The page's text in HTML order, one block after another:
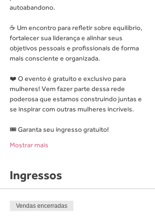
autoabandono.
☕ Um encontro para refletir sobre equilíbrio,
fortalecer sua liderança e alinhar seus
objetivos pessoais e profissionais de forma
mais consciente e organizada.
❤️ O evento é gratuito e exclusivo para
mulheres! Vem fazer parte dessa rede
poderosa que estamos construindo juntas e
se inspirar com outras mulheres incríveis.
🎟️ Garanta seu ingresso gratuito!
Mostrar mais
Ingressos
Vendas encerradas